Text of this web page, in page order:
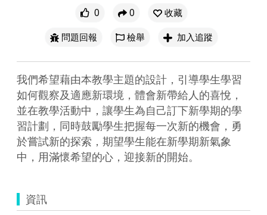
0 0
收藏
問題回報
檢舉 加入追蹤
我們希望藉由本教學主題的設計，引導學生學習
如何觀察及適應新環境，體會新帶給人的喜悅，
並在教學活動中，讓學生為自己訂下新學期的學
習計劃，同時鼓勵學生把握每一次新的機會，勇
於嘗試新的探索，期望學生能在新學期新氣象
中，用滿懷希望的心，迎接新的開始。
資訊